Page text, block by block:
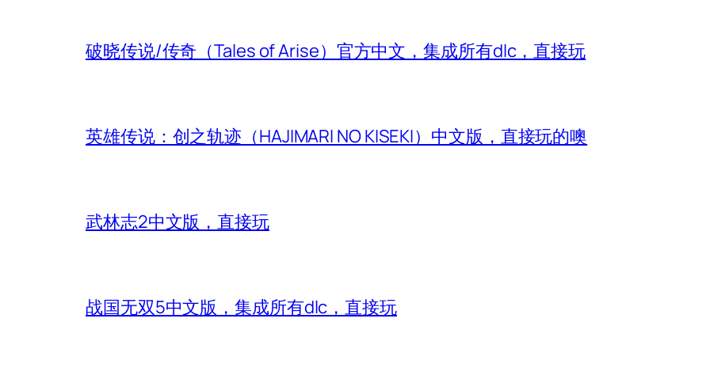
破晓传说/传奇（Tales of Arise）官方中文，集成所有dlc，直接玩
英雄传说：创之轨迹（HAJIMARI NO KISEKI）中文版，直接玩的噢
武林志2中文版，直接玩
战国无双5中文版，集成所有dlc，直接玩